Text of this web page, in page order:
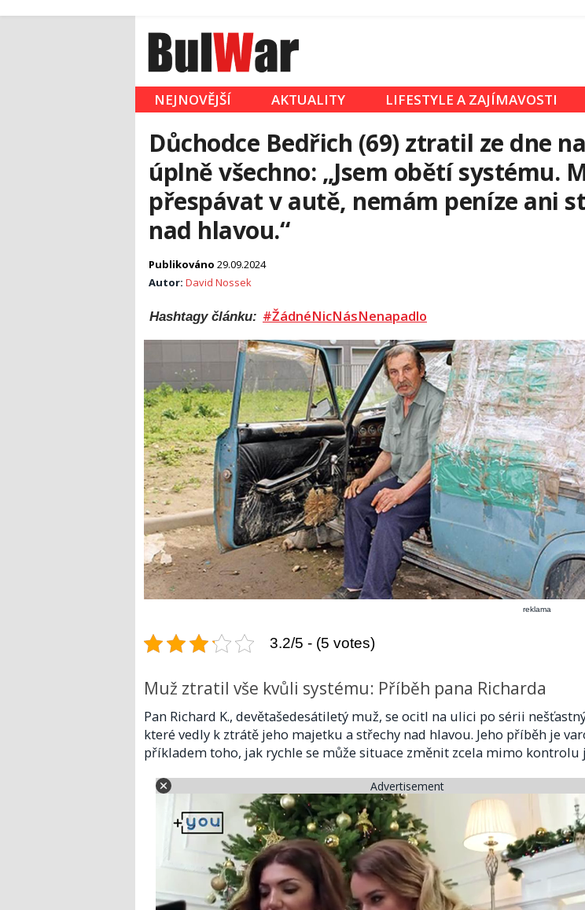
NEJNOVĚJŠÍ AKTUALITY LIFESTYLE A ZAJÍMAVOSTI
Důchodce Bedřich (69) ztratil ze dne
úplně všechno: „Jsem obětí systému.
přespávat v autě, nemám peníze ani
nad hlavou.“
Publikováno 29.09.2024
Autor: David Nossek
Hashtagy článku: #ŽádnéNicNásNenapadlo
reklama
3.2/5 - (5 votes)
Muž ztratil vše kvůli systému: Příběh pana Richarda
Pan Richard K., devětašedesátiletý muž, se ocitl na ulici po sérii
které vedly k ztrátě jeho majetku a střechy nad hlavou. Jeho příběh je
příkladem toho, jak rychle se může situace změnit zcela mimo kontrolu
Advertisement